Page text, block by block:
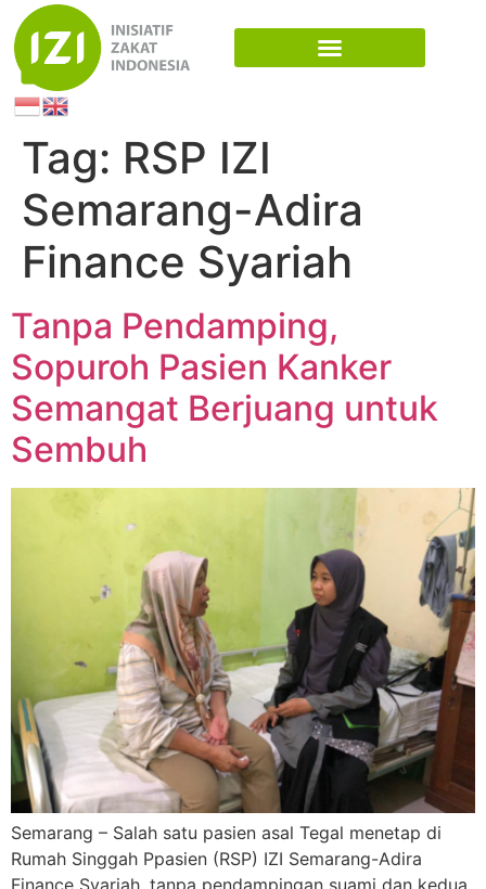
Tag: RSP IZI
Semarang-Adira
Finance Syariah
Tanpa Pendamping,
Sopuroh Pasien Kanker
Semangat Berjuang untuk
Sembuh
Semarang – Salah satu pasien asal Tegal menetap di
Rumah Singgah Ppasien (RSP) IZI Semarang-Adira